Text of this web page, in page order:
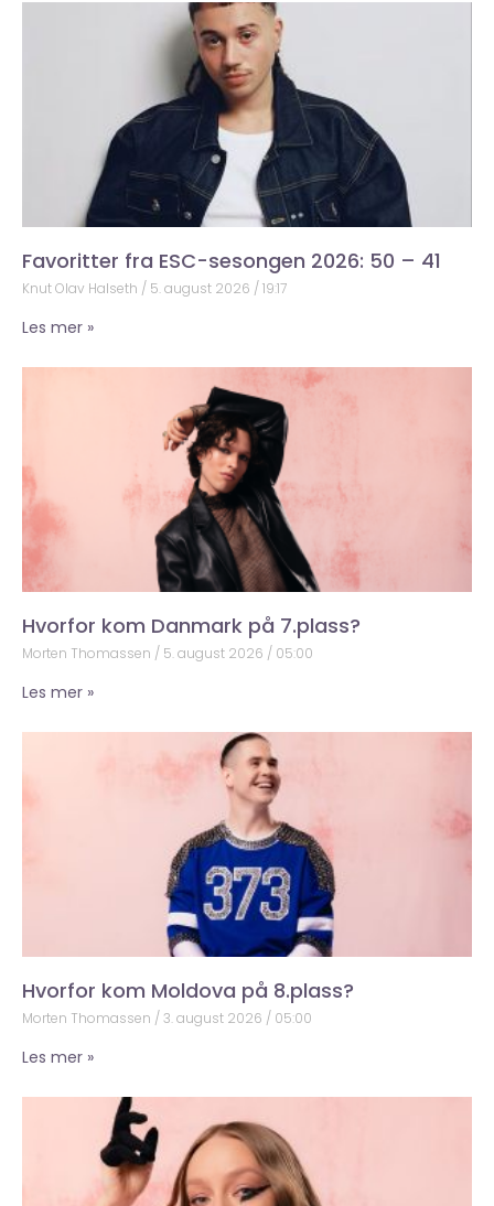
Favoritter fra ESC-sesongen 2026: 50 – 41
Knut Olav Halseth 5. august 2026 19:17
Les mer »
Hvorfor kom Danmark på 7.plass?
Morten Thomassen 5. august 2026 05:00
Les mer »
Hvorfor kom Moldova på 8.plass?
Morten Thomassen 3. august 2026 05:00
Les mer »